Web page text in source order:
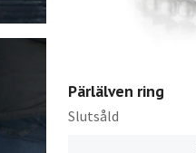
Pärlälven ring
Slutsåld